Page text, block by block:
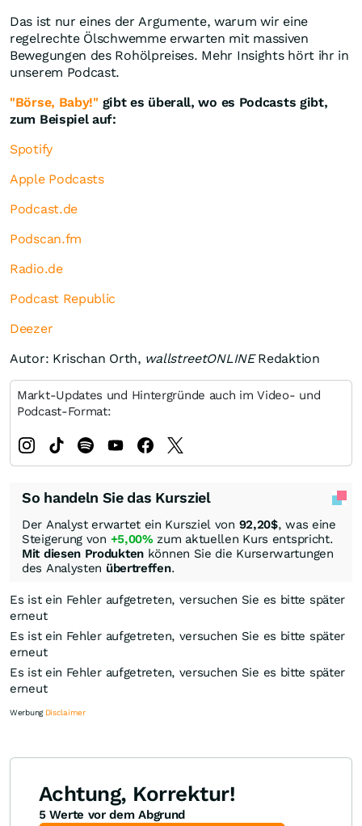
Das ist nur eines der Argumente, warum wir eine
regelrechte Ölschwemme erwarten mit massiven
Bewegungen des Rohölpreises. Mehr Insights hört ihr in
unserem Podcast.
"Börse, Baby!" gibt es überall, wo es Podcasts gibt,
zum Beispiel auf:
Spotify
Apple Podcasts
Podcast.de
Podscan.fm
Radio.de
Podcast Republic
Deezer
Autor: Krischan Orth, wallstreetONLINERedaktion
Markt-Updates und Hintergründe auch im Video- und
Podcast-Format:
So handeln Sie das Kursziel
Der Analyst erwartet ein Kursziel von 92,20$, was eine
Steigerung von +5,00% zum aktuellen Kurs entspricht.
Mit diesen Produkten können Sie die Kurserwartungen
des Analysten übertreffen.
Es ist ein Fehler aufgetreten, versuchen Sie es bitte später
erneut
Es ist ein Fehler aufgetreten, versuchen Sie es bitte später
erneut
Es ist ein Fehler aufgetreten, versuchen Sie es bitte später
erneut
Knock-Out-Suche
Optionsschein-Suche
Werbung Disclaimer
Achtung, Korrektur!
5 Werte vor dem Abgrund